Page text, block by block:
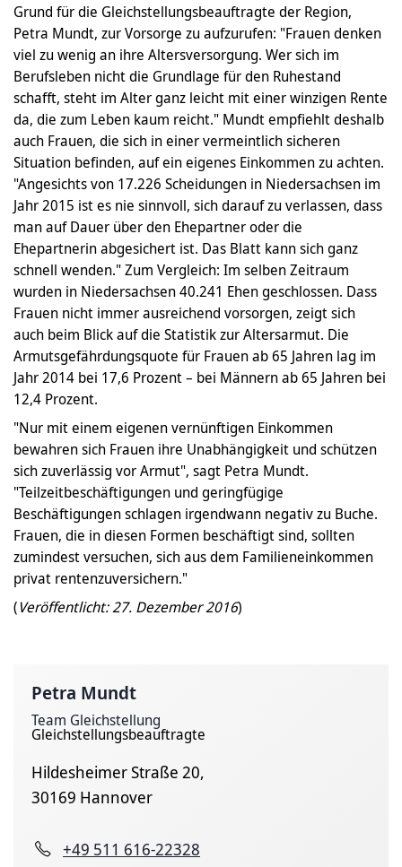
Grund für die Gleichstellungsbeauftragte der Region,
Petra Mundt, zur Vorsorge zu aufzurufen: "Frauen denken
viel zu wenig an ihre Altersversorgung. Wer sich im
Berufsleben nicht die Grundlage für den Ruhestand
schafft, steht im Alter ganz leicht mit einer winzigen Rente
da, die zum Leben kaum reicht." Mundt empfiehlt deshalb
auch Frauen, die sich in einer vermeintlich sicheren
Situation befinden, auf ein eigenes Einkommen zu achten.
"Angesichts von 17.226 Scheidungen in Niedersachsen im
Jahr 2015 ist es nie sinnvoll, sich darauf zu verlassen, dass
man auf Dauer über den Ehepartner oder die
Ehepartnerin abgesichert ist. Das Blatt kann sich ganz
schnell wenden." Zum Vergleich: Im selben Zeitraum
wurden in Niedersachsen 40.241 Ehen geschlossen. Dass
Frauen nicht immer ausreichend vorsorgen, zeigt sich
auch beim Blick auf die Statistik zur Altersarmut. Die
Armutsgefährdungsquote für Frauen ab 65 Jahren lag im
Jahr 2014 bei 17,6 Prozent – bei Männern ab 65 Jahren bei
12,4 Prozent.
"Nur mit einem eigenen vernünftigen Einkommen
bewahren sich Frauen ihre Unabhängigkeit und schützen
sich zuverlässig vor Armut", sagt Petra Mundt.
"Teilzeitbeschäftigungen und geringfügige
Beschäftigungen schlagen irgendwann negativ zu Buche.
Frauen, die in diesen Formen beschäftigt sind, sollten
zumindest versuchen, sich aus dem Familieneinkommen
privat rentenzuversichern."
(Veröffentlicht: 27. Dezember 2016)
Petra Mundt
Team Gleichstellung
Gleichstellungsbeauftragte
Hildesheimer Straße 20,
30169 Hannover
+49 511 616-22328